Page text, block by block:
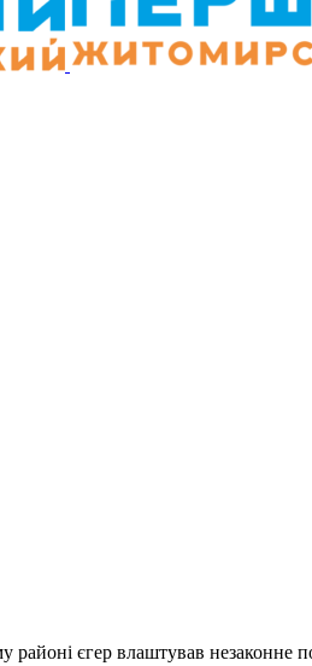
районі єгер влаштував незаконне